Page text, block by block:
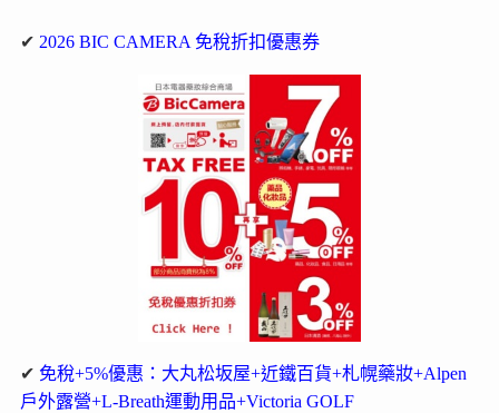
✔ 2026 BIC CAMERA 免稅折扣優惠券
✔ 免稅+5%優惠：大丸松坂屋+近鐵百貨+札幌藥妝+Alpen
戶外露營+L-Breath運動用品+Victoria GOLF